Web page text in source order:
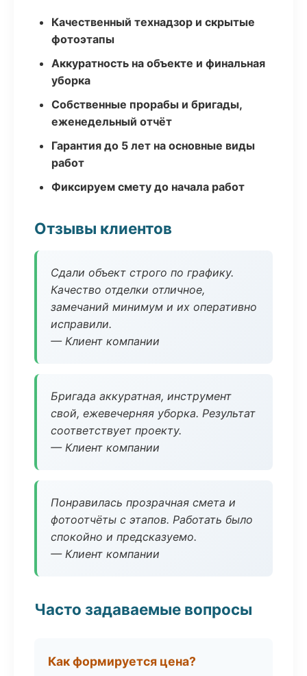
Качественный технадзор и скрытые
фотоэтапы
Аккуратность на объекте и финальная
уборка
Собственные прорабы и бригады,
еженедельный отчёт
Гарантия до 5 лет на основные виды
работ
Фиксируем смету до начала работ
Отзывы клиентов
Сдали объект строго по графику.
Качество отделки отличное,
замечаний минимум и их оперативно
исправили.
— Клиент компании
Бригада аккуратная, инструмент
свой, ежевечерняя уборка. Результат
соответствует проекту.
— Клиент компании
Понравилась прозрачная смета и
фотоотчёты с этапов. Работать было
спокойно и предсказуемо.
— Клиент компании
Часто задаваемые вопросы
Как формируется цена?